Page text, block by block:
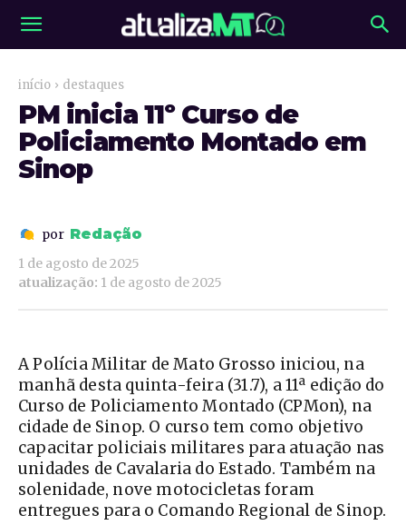
início destaques
PM inicia 11º Curso de
Policiamento Montado em
Sinop
por Redação
1 de agosto de 2025
atualização: 1 de agosto de 2025
A Polícia Militar de Mato Grosso iniciou, na
manhã desta quinta-feira (31.7), a 11ª edição do
Curso de Policiamento Montado (CPMon), na
cidade de Sinop. O curso tem como objetivo
capacitar policiais militares para atuação nas
unidades de Cavalaria do Estado. Também na
solenidade, nove motocicletas foram
entregues para o Comando Regional de Sinop.